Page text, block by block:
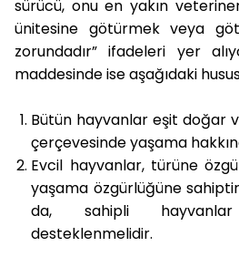
sürücü, onu en yakın
ünitesine götürmek veya
zorundadır” ifadeleri yer
maddesinde ise aşağıdaki
Bütün hayvanlar eşit doğar
çerçevesinde yaşama
Evcil hayvanlar, türüne
yaşama özgürlüğüne
da, sahipli
desteklenmelidir.